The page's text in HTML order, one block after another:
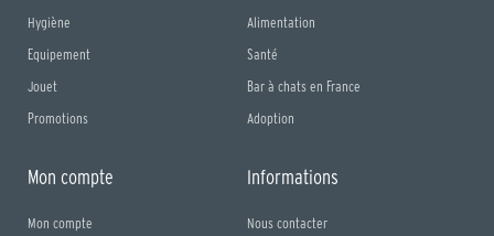
Hygiène
Equipement
Jouet
Promotions
Alimentation
Santé
Bar à chats en France
Adoption
Mon compte
Mon compte
Informations
Nous contacter